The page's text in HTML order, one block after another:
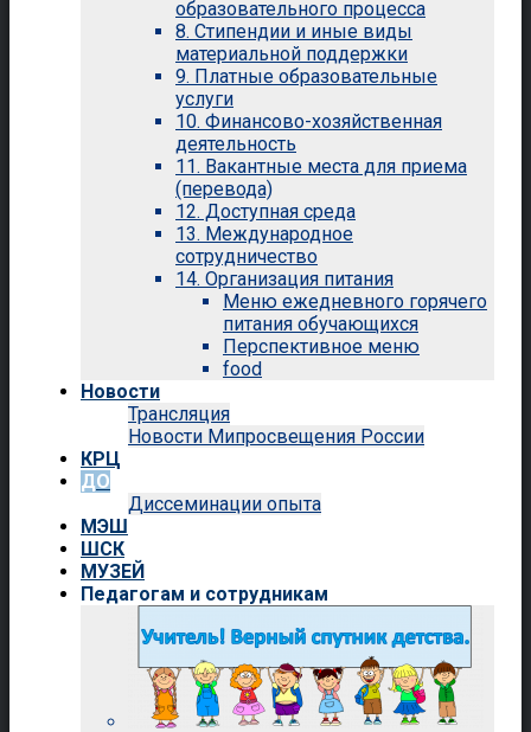
образовательного процесса
8. Стипендии и иные виды
материальной поддержки
9. Платные образовательные
услуги
10. Финансово-хозяйственная
деятельность
11. Вакантные места для приема
(перевода)
12. Доступная среда
13. Международное
сотрудничество
14. Организация питания
Меню ежедневного горячего
питания обучающихся
Перспективное меню
food
Новости
Трансляция
Новости Мипросвещения России
КРЦ
ДО
Диссеминации опыта
МЭШ
ШСК
МУЗЕЙ
Педагогам и сотрудникам